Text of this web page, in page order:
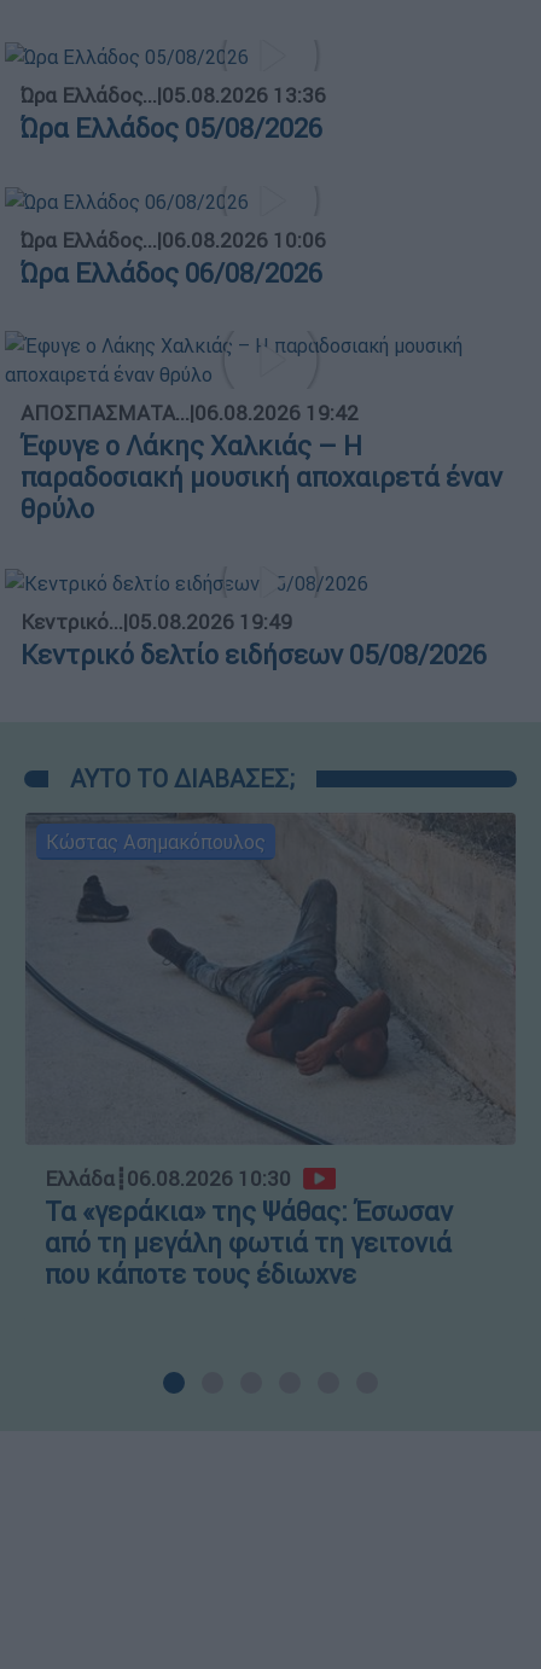
Ώρα Ελλάδος...|05.08.2026 13:36
Ώρα Ελλάδος 05/08/2026
Ώρα Ελλάδος...|06.08.2026 10:06
Ώρα Ελλάδος 06/08/2026
ΑΠΟΣΠΑΣΜΑΤΑ...|06.08.2026 19:42
Έφυγε ο Λάκης Χαλκιάς – Η
παραδοσιακή μουσική αποχαιρετά έναν
θρύλο
Κεντρικό...|05.08.2026 19:49
Κεντρικό δελτίο ειδήσεων 05/08/2026
ΑΥΤΟ ΤΟ ΔΙΑΒΑΣΕΣ;
Κώστας Ασημακόπουλος
Ελλάδα┋06.08.2026 10:30
Τα «γεράκια» της Ψάθας: Έσωσαν
από τη μεγάλη φωτιά τη γειτονιά
που κάποτε τους έδιωχνε